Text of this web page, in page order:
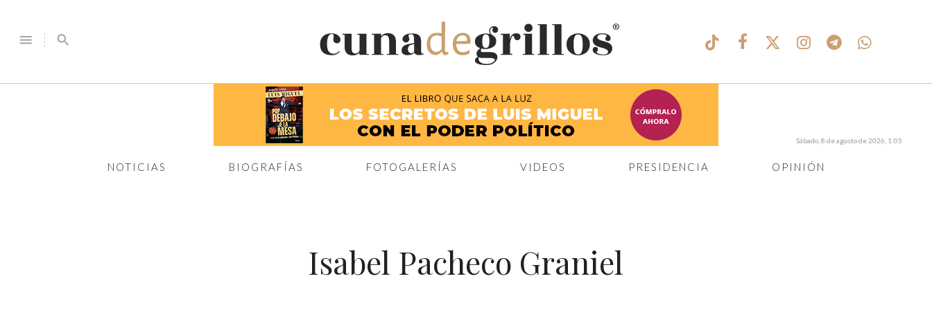
menu search
®
NOTICIAS BIOGRAFÍAS FOTOGALERÍAS VIDEOS PRESIDENCIA OPINIÓN
Sábado, 8 de agosto de 2026, 1:05
Isabel Pacheco Graniel